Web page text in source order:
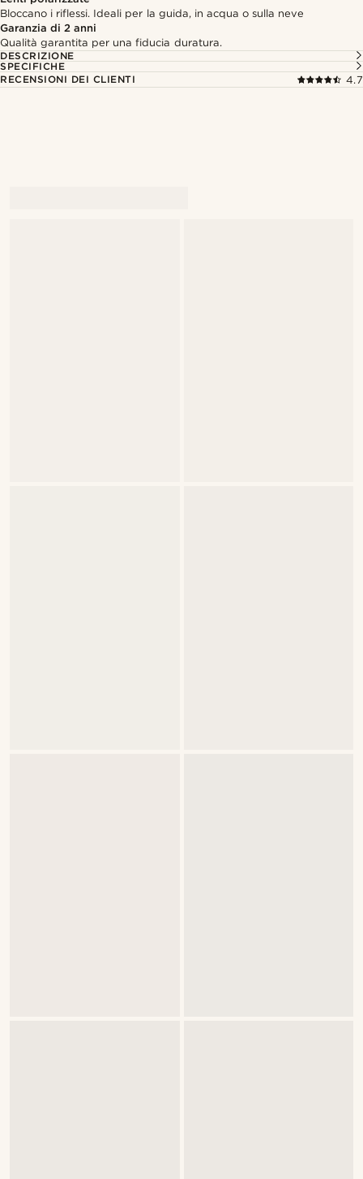
Bloccano i riflessi. Ideali per la guida, in acqua o sulla neve
Garanzia di 2 anni
Qualità garantita per una fiducia duratura.
DESCRIZIONE
SPECIFICHE
RECENSIONI DEI CLIENTI
4.7